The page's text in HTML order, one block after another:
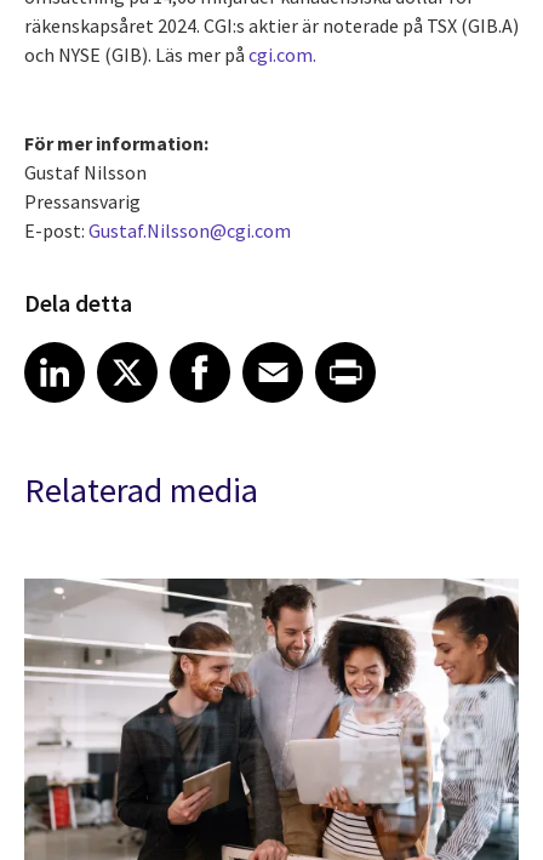
räkenskapsåret 2024. CGI:s aktier är noterade på TSX (GIB.A)
och NYSE (GIB). Läs mer på cgi.com.
För mer information:
Gustaf Nilsson
Pressansvarig
E-post: Gustaf.Nilsson@cgi.com
Dela detta
Share article on LinkedIn
LinkedIn
Share article on XShare article on Facebook
Facebook
Share article on Email
EmailShare article on Print
Relaterad media